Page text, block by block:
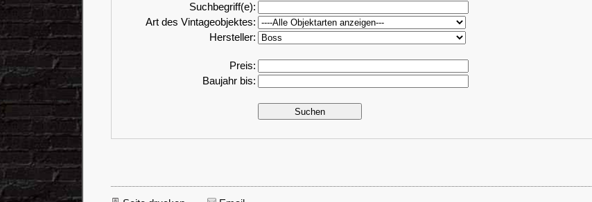
Suchbegriff(e):
Art des Vintageobjektes:
Hersteller:
Preis:
Baujahr bis: